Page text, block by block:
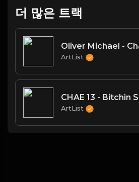
더 많은 트랙
Oliver Michael -
ArtList
CHAE 13 - Bitchin
ArtList